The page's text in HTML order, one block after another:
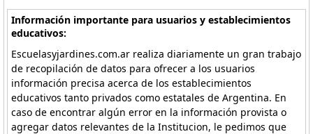
Información importante para usuarios y establecimientos
educativos:
Escuelasyjardines.com.ar realiza diariamente un gran trabajo
de recopilación de datos para ofrecer a los usuarios
información precisa acerca de los establecimientos
educativos tanto privados como estatales de Argentina. En
caso de encontrar algún error en la información provista o
agregar datos relevantes de la Institucion, le pedimos que